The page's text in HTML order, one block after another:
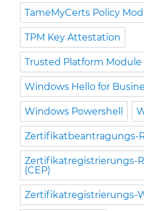
TameMyCerts Policy
TPM Key Attestation
Trusted Platform Module
Windows Hello for
Windows Powershell
Zertifikatbeantragungs-
Zertifikatregistrierungs-
(CEP)
Zertifikatregistrierungs-